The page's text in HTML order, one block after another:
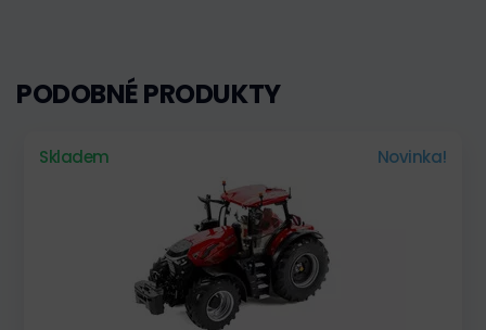
PODOBNÉ PRODUKTY
Skladem Novinka!